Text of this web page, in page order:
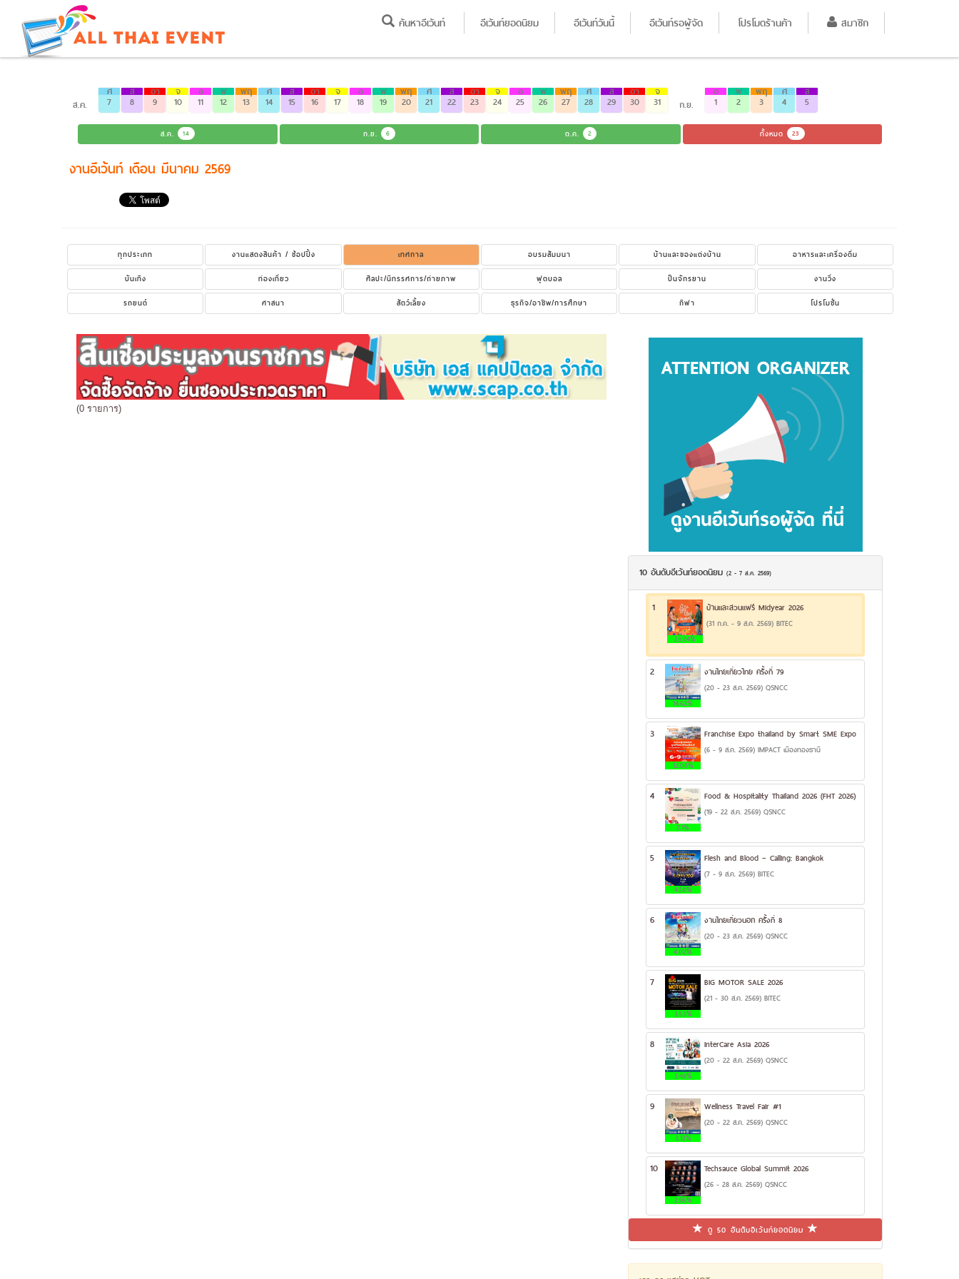
ค้นหาอีเว้นท์ อีเว้นท์ยอดนิยม อีเว้นท์วันนี้ อีเว้นท์รอผู้จัด โปรโมตร้านค้า สมาชิก
ส.ค.
ศ
7
ส
8
อา
9
จ
10
อ
11
พ
12
พฤ
13
ศ
14
ส
15
อา
16
จ
17
อ
18
พ
19
พฤ
20
ศ
21
ส
22
อา
23
จ
24
อ
25
พ
26
พฤ
27
ศ
28
ส
29
อา
30
จ
31 ก.ย.
อ
1
พ
2
พฤ
3
ศ
4
ส
5
ส.ค. 14 ก.ย. 6 ต.ค. 2 ทั้งหมด 23
งานอีเว้นท์ เดือน มีนาคม 2569
ทุกประเภท งานแสดงสินค้า / ช้อปปิ้ง เทศกาล อบรมสัมมนา บ้านและของแต่งบ้าน
อาหารและเครื่องดื่ม
บันเทิง
ท่องเที่ยว ศิลปะ/นิทรรศการ/ถ่ายภาพ ฟุตบอล ปั่นจักรยาน
งานวิ่ง
รถยนต์
ศาสนา สัตว์เลี้ยง ธุรกิจ/อาชีพ/การศึกษา กีฬา โปรโมชั่น
(0 รายการ)
10 อันดับอีเว้นท์ยอดนิยม(2 - 7 ส.ค. 2569)
1
23.34%
บ้านและสวนแฟร์ Midyear 2026
(31 ก.ค. - 9 ส.ค. 2569) BITEC
2
14.62%
งานไทยเที่ยวไทย ครั้งที่ 79
(20 - 23 ส.ค. 2569) QSNCC
3
12.03%
Franchise Expo thailand by Smart SME Expo
(6 - 9 ส.ค. 2569) IMPACT เมืองทองธานี
4
7.1%
Food & Hospitality Thailand 2026 (FHT 2026)
(19 - 22 ส.ค. 2569) QSNCC
5
4.58%
Flesh and Blood – Calling: Bangkok
(7 - 9 ส.ค. 2569) BITEC
6
4.02%
งานไทยเที่ยวนอก ครั้งที่ 8
(20 - 23 ส.ค. 2569) QSNCC
7
3.53%
BIG MOTOR SALE 2026
(21 - 30 ส.ค. 2569) BITEC
8
3.48%
InterCare Asia 2026
(20 - 22 ส.ค. 2569) QSNCC
9
3.13%
Wellness Travel Fair #1
(20 - 22 ส.ค. 2569) QSNCC
10
2.96%
Techsauce Global Summit 2026
(26 - 28 ส.ค. 2569) QSNCC
ดู 50 อันดับอีเว้นท์ยอดนิยม